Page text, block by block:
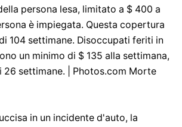
persona lesa, limitato a $ 400 a
è impiegata. Questa copertura
104 settimane. Disoccupati feriti in
un minimo di $ 135 alla settimana,
26 settimane. | ​​Photos.com Morte
in un incidente d'auto, la